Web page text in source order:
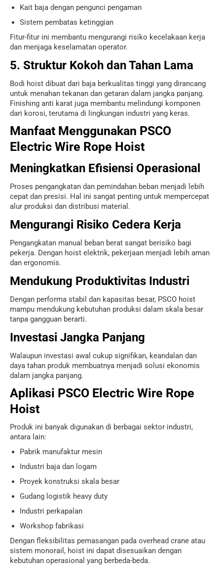
Kait baja dengan pengunci pengaman
Sistem pembatas ketinggian
Fitur-fitur ini membantu mengurangi risiko kecelakaan kerja
dan menjaga keselamatan operator.
5. Struktur Kokoh dan Tahan Lama
Bodi hoist dibuat dari baja berkualitas tinggi yang dirancang
untuk menahan tekanan dan getaran dalam jangka panjang.
Finishing anti karat juga membantu melindungi komponen
dari korosi, terutama di lingkungan industri yang keras.
Manfaat Menggunakan PSCO
Electric Wire Rope Hoist
Meningkatkan Efisiensi Operasional
Proses pengangkatan dan pemindahan beban menjadi lebih
cepat dan presisi. Hal ini sangat penting untuk mempercepat
alur produksi dan distribusi material.
Mengurangi Risiko Cedera Kerja
Pengangkatan manual beban berat sangat berisiko bagi
pekerja. Dengan hoist elektrik, pekerjaan menjadi lebih aman
dan ergonomis.
Mendukung Produktivitas Industri
Dengan performa stabil dan kapasitas besar, PSCO hoist
mampu mendukung kebutuhan produksi dalam skala besar
tanpa gangguan berarti.
Investasi Jangka Panjang
Walaupun investasi awal cukup signifikan, keandalan dan
daya tahan produk membuatnya menjadi solusi ekonomis
dalam jangka panjang.
Aplikasi PSCO Electric Wire Rope
Hoist
Produk ini banyak digunakan di berbagai sektor industri,
antara lain:
Pabrik manufaktur mesin
Industri baja dan logam
Proyek konstruksi skala besar
Gudang logistik heavy duty
Industri perkapalan
Workshop fabrikasi
Dengan fleksibilitas pemasangan pada overhead crane atau
sistem monorail, hoist ini dapat disesuaikan dengan
kebutuhan operasional yang berbeda-beda.